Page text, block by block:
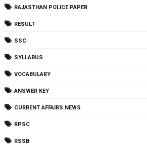
RAJASTHAN POLICE PAPER
RESULT
SSC
SYLLABUS
VOCABULARY
ANSWER KEY
CURRENT AFFAIRS NEWS
RPSC
RSSB